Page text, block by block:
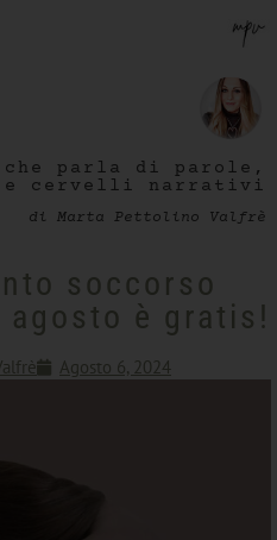
parla di parole,
e cervelli narrativi
di Marta Pettolino Valfrè
soccorso
è gratis!
Agosto 6, 2024